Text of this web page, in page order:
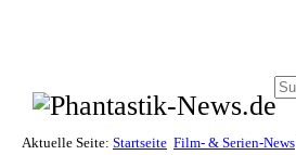
Aktuelle Seite: Startseite Film- & Serien-News